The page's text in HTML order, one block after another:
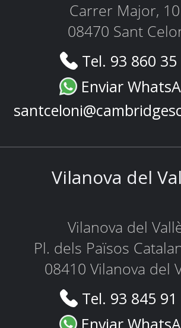
Carrer Major,
08470 Sant
Tel. 93 860
Enviar
Vilanova del
Vilanova del
Pl. dels Països
08410 Vilanova del
Tel. 93 845
Enviar